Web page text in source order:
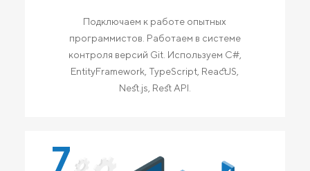
Подключаем к работе опытных
программистов. Работаем в системе
контроля версий Git. Используем C#,
EntityFramework, TypeScript, ReactJS,
Nest.js, Rest API.
7